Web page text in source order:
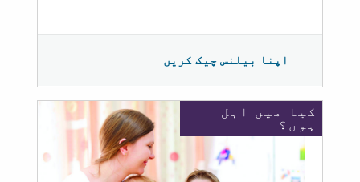
اپنا بیلنس چیک کریں
کیا میں اہل
ہوں؟